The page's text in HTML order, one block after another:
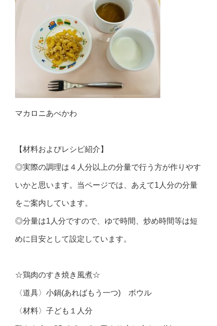
マカロニあべかわ
【材料およびレシピ紹介】
◎実際の調理は４人分以上の分量で行う方が作りやす
いかと思います。当ページでは、あえて1人分の分量
をご案内しています。
◎分量は1人分ですので、ゆで時間、炒め時間等は短
めに目安として設定しています。
☆鶏肉のすき焼き風煮☆
〈道具〉小鍋(あればもう一つ) ボウル
〈材料〉子ども１人分